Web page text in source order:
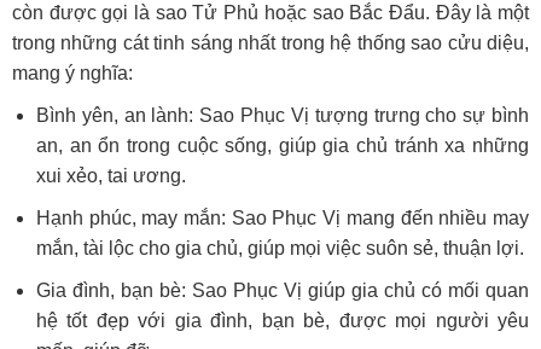
còn được gọi là sao Tử Phủ hoặc sao Bắc Đẩu. Đây là một
trong những cát tinh sáng nhất trong hệ thống sao cửu diệu,
mang ý nghĩa:
Bình yên, an lành: Sao Phục Vị tượng trưng cho sự bình
an, an ổn trong cuộc sống, giúp gia chủ tránh xa những
xui xẻo, tai ương.
Hạnh phúc, may mắn: Sao Phục Vị mang đến nhiều may
mắn, tài lộc cho gia chủ, giúp mọi việc suôn sẻ, thuận lợi.
Gia đình, bạn bè: Sao Phục Vị giúp gia chủ có mối quan
hệ tốt đẹp với gia đình, bạn bè, được mọi người yêu